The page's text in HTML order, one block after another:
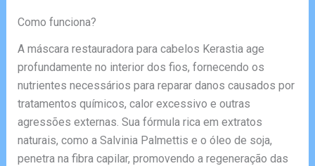
Como funciona?
A máscara restauradora para cabelos Kerastia age
profundamente no interior dos fios, fornecendo os
nutrientes necessários para reparar danos causados por
tratamentos químicos, calor excessivo e outras
agressões externas. Sua fórmula rica em extratos
naturais, como a Salvinia Palmettis e o óleo de soja,
penetra na fibra capilar, promovendo a regeneração das